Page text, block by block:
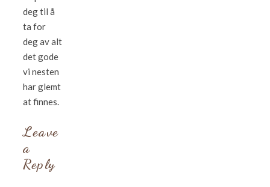
deg til å
ta for
deg av alt
det gode
vi nesten
har glemt
at finnes.
Leave
a
Reply